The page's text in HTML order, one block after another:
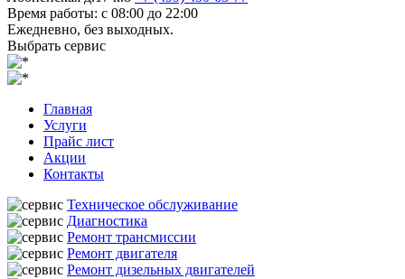
Время работы: с 08:00 до 22:00
Ежедневно, без выходных.
Выбрать сервис
Главная
Услуги
Прайс лист
Акции
Контакты
Техническое обслуживание
Диагностика
Ремонт трансмиссии
Ремонт двигателя
Ремонт дизельных двигателей